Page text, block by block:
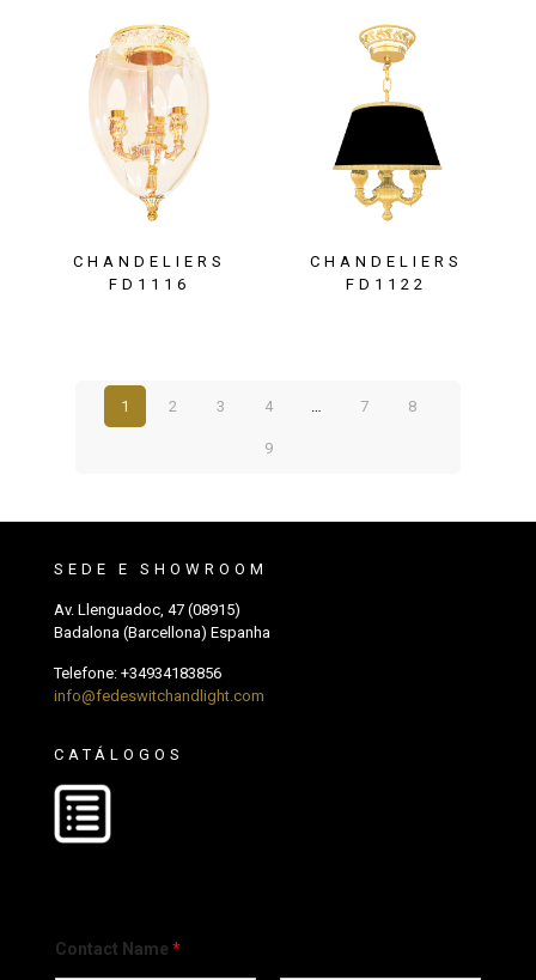
CHANDELIERS
FD1116
CHANDELIERS
FD1122
1 2 3 4 … 7 8
9
SEDE E SHOWROOM
Av. Llenguadoc, 47 (08915)
Badalona (Barcellona) Espanha
Telefone: +34934183856
info@fedeswitchandlight.com
CATÁLOGOS
Contact Name *